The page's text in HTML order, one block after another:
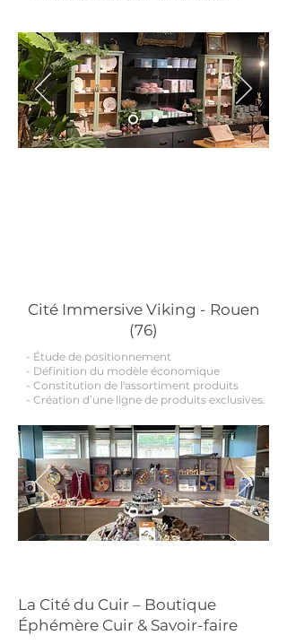
Cité Immersive Viking - Rouen
(76)
- Étude de positionnement
- Définition du modèle économique
- Constitution de l'assortiment produits
- Création d’une ligne de produits exclusives.
La Cité du Cuir – Boutique
Éphémère Cuir & Savoir-faire